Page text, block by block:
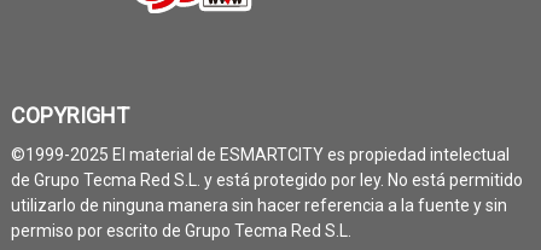
COPYRIGHT
©1999-2025 El material de ESMARTCITY es propiedad intelectual
de Grupo Tecma Red S.L. y está protegido por ley. No está permitido
utilizarlo de ninguna manera sin hacer referencia a la fuente y sin
permiso por escrito de Grupo Tecma Red S.L.